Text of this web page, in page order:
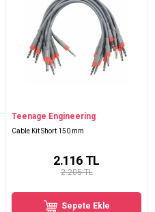
Teenage Engineering
Cable Kit Short 150 mm
2.205 TL
2.116 TL
Sepete Ekle